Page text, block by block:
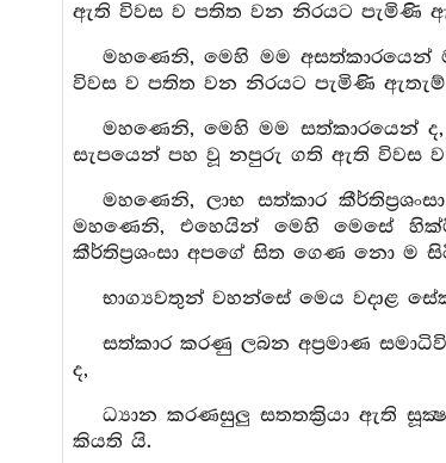
ඇති විවස ව පතිත වන නිරයට පැමිණි
මහණෙනි, මෙහි මම
විවස ව පතිත වන නිරයට පැමිණි
මහණෙනි, මෙහි මම සත්කාරයෙන්
සැපයෙන් පහ වූ නපුරු ගති ඇති විවස
මහණෙනි, ලාභ සත්කාර
මහණෙනි, එහෙයින් මෙහි මෙසේ
කීර්තිප්‍රශංසා අපගේ සිත ගෙණ නො ම
භාග්‍යවතුන් වහන්සේ මෙය වදාළ
සත්කාර කරණු ලබන අප්‍රමාණ
ද,
ධ්‍යාන කරණසුලු සතතක්‍රියා ඇති
කියති යි.